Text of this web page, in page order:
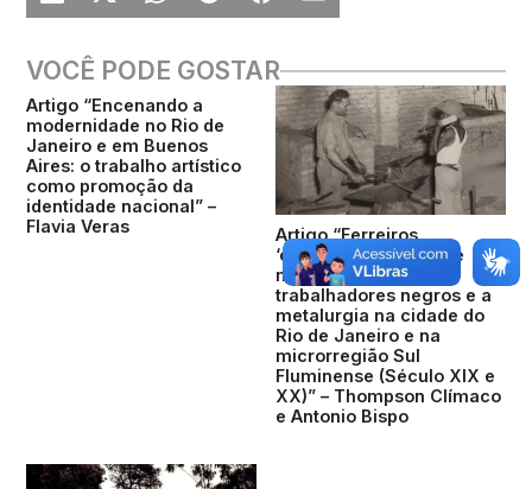
VOCÊ PODE GOSTAR
Artigo “Encenando a
modernidade no Rio de
Janeiro e em Buenos
Aires: o trabalho artístico
como promoção da
identidade nacional” –
Flavia Veras
Artigo “Ferreiros,
‘escravos operários’ e
metalúrgicos:
trabalhadores negros e a
metalurgia na cidade do
Rio de Janeiro e na
microrregião Sul
Fluminense (Século XIX e
XX)” – Thompson Clímaco
e Antonio Bispo